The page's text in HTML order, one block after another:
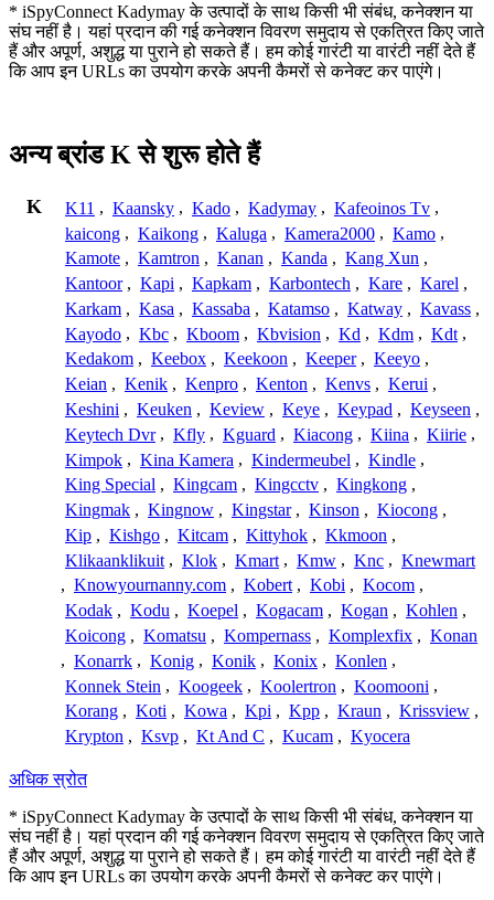
* iSpyConnect Kadymay के उत्पादों के साथ किसी भी संबंध, कनेक्शन या
संघ नहीं है। यहां प्रदान की गई कनेक्शन विवरण समुदाय से एकत्रित किए जाते
हैं और अपूर्ण, अशुद्ध या पुराने हो सकते हैं। हम कोई गारंटी या वारंटी नहीं देते हैं
कि आप इन URLs का उपयोग करके अपनी कैमरों से कनेक्ट कर पाएंगे।
अन्य ब्रांड K से शुरू होते हैं
K K11 , Kaansky , Kado , Kadymay , Kafeoinos Tv ,
kaicong , Kaikong , Kaluga , Kamera2000 , Kamo ,
Kamote , Kamtron , Kanan , Kanda , Kang Xun ,
Kantoor , Kapi , Kapkam , Karbontech , Kare , Karel ,
Karkam , Kasa , Kassaba , Katamso , Katway , Kavass ,
Kayodo , Kbc , Kboom , Kbvision , Kd , Kdm , Kdt ,
Kedakom , Keebox , Keekoon , Keeper , Keeyo ,
Keian , Kenik , Kenpro , Kenton , Kenvs , Kerui ,
Keshini , Keuken , Keview , Keye , Keypad , Keyseen ,
Keytech Dvr , Kfly , Kguard , Kiacong , Kiina , Kiirie ,
Kimpok , Kina Kamera , Kindermeubel , Kindle ,
King Special , Kingcam , Kingcctv , Kingkong ,
Kingmak , Kingnow , Kingstar , Kinson , Kiocong ,
Kip , Kishgo , Kitcam , Kittyhok , Kkmoon ,
Klikaanklikuit , Klok , Kmart , Kmw , Knc , Knewmart
, Knowyournanny.com , Kobert , Kobi , Kocom ,
Kodak , Kodu , Koepel , Kogacam , Kogan , Kohlen ,
Koicong , Komatsu , Kompernass , Komplexfix , Konan
, Konarrk , Konig , Konik , Konix , Konlen ,
Konnek Stein , Koogeek , Koolertron , Koomooni ,
Korang , Koti , Kowa , Kpi , Kpp , Kraun , Krissview ,
Krypton , Ksvp , Kt And C , Kucam , Kyocera
अधिक स्रोत
* iSpyConnect Kadymay के उत्पादों के साथ किसी भी संबंध, कनेक्शन या
संघ नहीं है। यहां प्रदान की गई कनेक्शन विवरण समुदाय से एकत्रित किए जाते
हैं और अपूर्ण, अशुद्ध या पुराने हो सकते हैं। हम कोई गारंटी या वारंटी नहीं देते हैं
कि आप इन URLs का उपयोग करके अपनी कैमरों से कनेक्ट कर पाएंगे।